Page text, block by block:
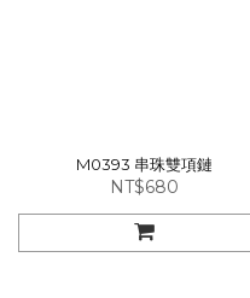
M0393 串珠雙項鏈
NT$680